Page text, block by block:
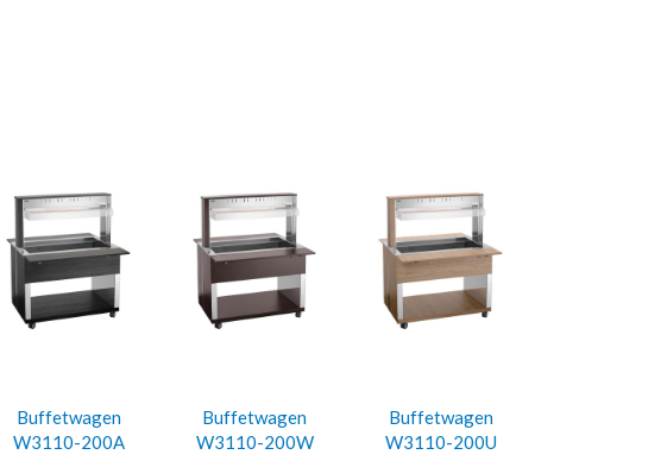
Buffetwagen
W3110-200A
Buffetwagen
W3110-200W
Buffetwagen
W3110-200U